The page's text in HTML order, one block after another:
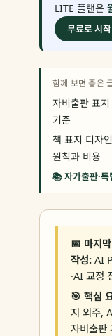
LITE 플랜은
무료로 시
함께 보면 좋은
자비출판 표
기준
책 표지 디자
원칙과 비용
📚 자가출판·
📅 마지
작성: AI
·AI 교정
🎯 핵심
지 외주,
자비출판